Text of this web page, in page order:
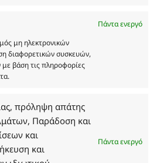
Πάντα ενεργό
μη ηλεκτρονικών
διαφορετικών συσκευών,
βάση τις πληροφορίες
πρόληψη απάτης
Παράδοση και
και
και
Πάντα ενεργό